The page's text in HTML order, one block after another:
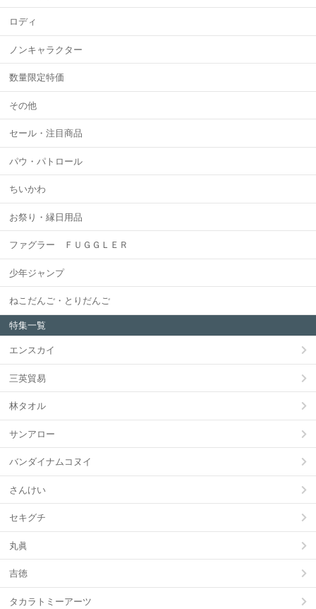
ロディ
ノンキャラクター
数量限定特価
その他
セール・注目商品
パウ・パトロール
ちいかわ
お祭り・縁日用品
ファグラー ＦＵＧＧＬＥＲ
少年ジャンプ
ねこだんご・とりだんご
特集一覧
エンスカイ
三英貿易
林タオル
サンアロー
バンダイナムコヌイ
さんけい
セキグチ
丸眞
吉徳
タカラトミーアーツ